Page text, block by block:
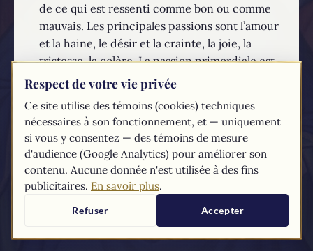
de ce qui est ressenti comme bon ou comme
mauvais. Les principales passions sont l’amour
et la haine, le désir et la crainte, la joie, la
tristesse, la colère. La passion primordiale est
l’amour, provoqué par l’attirance du bien. On
n’aime que le bien, réel ou apparent.
EN SAVOIR PLUS...
Les textes du Compendiumdu catéchisme de l'Église catholique sont
tirés dusite du Vatican
Respect de votre vie privée
Ce site utilise des témoins (cookies) techniques
nécessaires à son fonctionnement, et — uniquement
si vous y consentez — des témoins de mesure
d'audience (Google Analytics) pour améliorer son
contenu. Aucune donnée n'est utilisée à des fins
publicitaires. En savoir plus.
Refuser Accepter